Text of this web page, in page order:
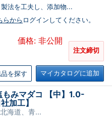
法を工夫し、添加物...
らから ログインしてください。
価格: 非公開
注文締切
を探す マイカタログに追加
もみマダコ 【中】1.0-
加工】
海道、青...